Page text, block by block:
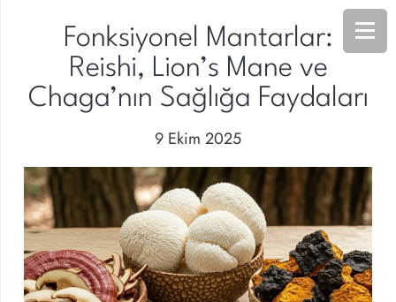
Fonksiyonel Mantarlar:
Reishi, Lion’s Mane ve
Chaga’nın Sağlığa Faydaları
9 Ekim 2025